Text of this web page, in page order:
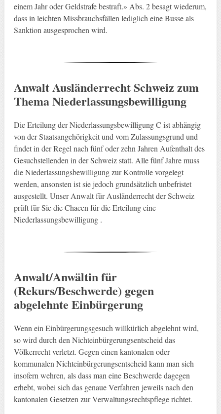
einem Jahr oder Geldstrafe bestraft.» Abs. 2 besagt wiederum,
dass in leichten Missbrauchsfällen lediglich eine Busse als
Sanktion ausgesprochen wird.
Anwalt Ausländerrecht Schweiz zum
Thema Niederlassungsbewilligung
Die Erteilung der Niederlassungsbewilligung C ist abhängig
von der Staatsangehörigkeit und vom Zulassungsgrund und
findet in der Regel nach fünf oder zehn Jahren Aufenthalt des
Gesuchstellenden in der Schweiz statt. Alle fünf Jahre muss
die Niederlassungsbewilligung zur Kontrolle vorgelegt
werden, ansonsten ist sie jedoch grundsätzlich unbefristet
ausgestellt. Unser Anwalt für Ausländerrecht der Schweiz
prüft für Sie die Chacen für die Erteilung eine
Niederlassungsbewilligung .
Anwalt/Anwältin für
(Rekurs/Beschwerde) gegen
abgelehnte Einbürgerung
Wenn ein Einbürgerungsgesuch willkürlich abgelehnt wird,
so wird durch den Nichteinbürgerungsentscheid das
Völkerrecht verletzt. Gegen einen kantonalen oder
kommunalen Nichteinbürgerungsentscheid kann man sich
insofern wehren, als dass man eine Beschwerde dagegen
erhebt, wobei sich das genaue Verfahren jeweils nach den
kantonalen Gesetzen zur Verwaltungsrechtspflege richtet.